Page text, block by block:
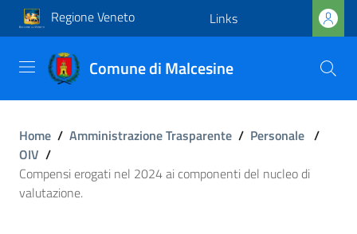
Regione Veneto Links
Comune di Malcesine
Home / Amministrazione Trasparente / Personale /
OIV /
Compensi erogati nel 2024 ai componenti del nucleo di
valutazione.